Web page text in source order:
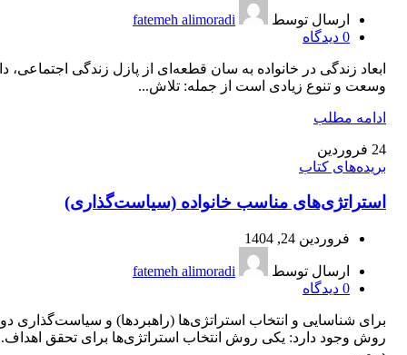
ارسال توسط
fatemeh alimoradi
0 دیدگاه
ابعاد زندگی در خانواده به سان قطعه‌ای از پازل زندگی اجتماعی،
وسعت و تنوع زیادی است از جمله: تلاش...
ادامه مطلب
24 فروردین
بریده‌های کتاب
استراتژی‌های مناسب خانواده (سیاست‌گذاری)
فروردین 24, 1404
ارسال توسط
fatemeh alimoradi
0 دیدگاه
برای شناسایی و انتخاب استراتژی‌ها (راهبردها) و سیاست‌گذاری دو
روش وجود دارد: یکی روش انتخاب استراتژی‌ها برای تحقق اهداف.